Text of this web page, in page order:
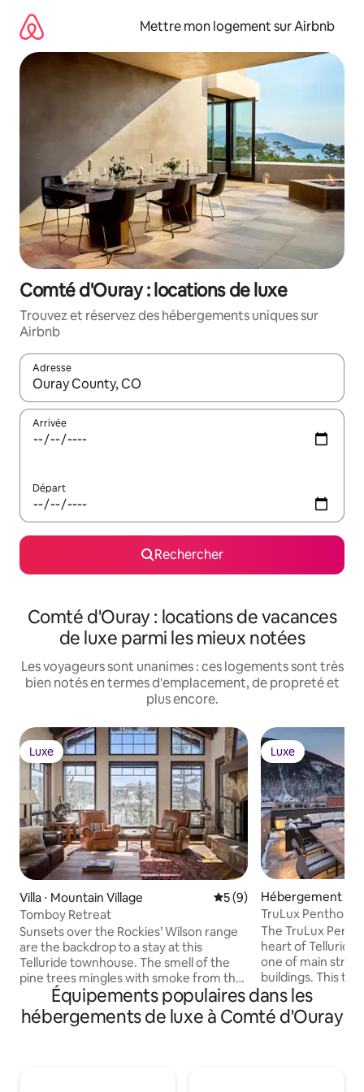
directement
contenu
Mettre mon logement sur Airbnb
Comté d'Ouray : locations de luxe
Trouvez et réservez des hébergements uniques sur
Airbnb
Adresse
Lorsque les résultats s'affichent, utilisez les flèches vers le
Arrivée
Départ
Rechercher
Comté d'Ouray : locations de vacances
de luxe parmi les mieux notées
Les voyageurs sont unanimes : ces logements sont très
bien notés en termes d'emplacement, de propreté et
plus encore.
Luxe
Luxe
Villa ⋅ Mountain Village Évaluation moyenne sur
5 (9)
Tomboy Retreat
Sunsets over the Rockies’ Wilson range
are the backdrop to a stay at this
Telluride townhouse. The smell of the
pine trees mingles with smoke from the
grill on the deck, while an outdoor hot
tub and indoor games room make for
evening fun. Exposed beams lend rustic
Luxe
Luxe
Hébergement ⋅
TruLux
Experience
The TruLux
heart of
one of main
buildings. This
guests a premier
views, a rooftop
and ample
Équipements populaires dans les
hébergements de luxe à Comté d'Ouray